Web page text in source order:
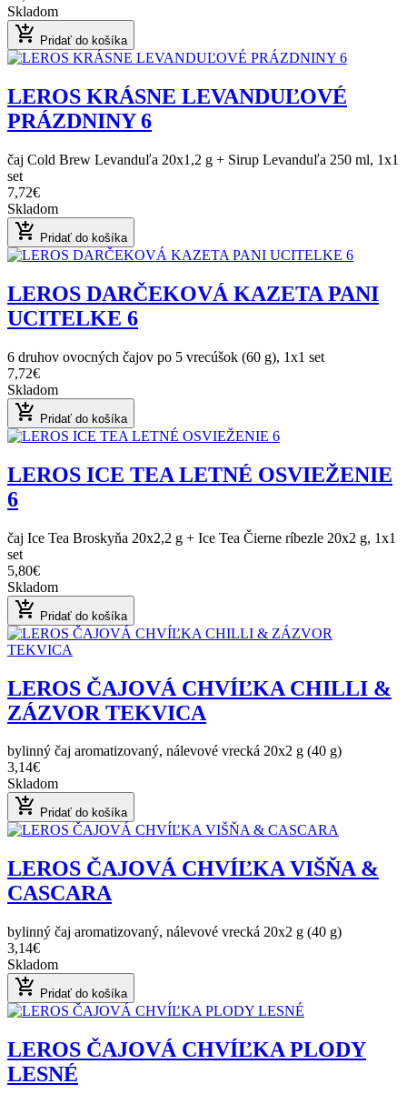
Skladom
add_shopping_cart Pridať do košíka
LEROS KRÁSNE LEVANDUĽOVÉ
PRÁZDNINY 6
čaj Cold Brew Levanduľa 20x1,2 g + Sirup Levanduľa 250 ml, 1x1
set
7,72€
Skladom
add_shopping_cart Pridať do košíka
LEROS DARČEKOVÁ KAZETA PANI
UCITELKE 6
6 druhov ovocných čajov po 5 vrecúšok (60 g), 1x1 set
7,72€
Skladom
add_shopping_cart Pridať do košíka
LEROS ICE TEA LETNÉ OSVIEŽENIE
6
čaj Ice Tea Broskyňa 20x2,2 g + Ice Tea Čierne ríbezle 20x2 g, 1x1
set
5,80€
Skladom
add_shopping_cart Pridať do košíka
LEROS ČAJOVÁ CHVÍĽKA CHILLI &
ZÁZVOR TEKVICA
bylinný čaj aromatizovaný, nálevové vrecká 20x2 g (40 g)
3,14€
Skladom
add_shopping_cart Pridať do košíka
LEROS ČAJOVÁ CHVÍĽKA VIŠŇA &
CASCARA
bylinný čaj aromatizovaný, nálevové vrecká 20x2 g (40 g)
3,14€
Skladom
add_shopping_cart Pridať do košíka
LEROS ČAJOVÁ CHVÍĽKA PLODY
LESNÉ